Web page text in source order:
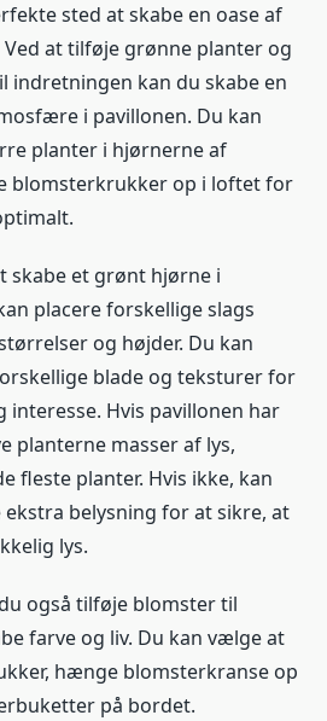
sted at skabe en oase af
at tilføje grønne planter og
indretningen kan du skabe en
i pavillonen. Du kan
planter i hjørnerne af
blomsterkrukker op i loftet for
skabe et grønt hjørne i
placere forskellige slags
og højder. Du kan
blade og teksturer for
interesse. Hvis pavillonen har
planterne masser af lys,
fleste planter. Hvis ikke, kan
belysning for at sikre, at
lys.
også tilføje blomster til
farve og liv. Du kan vælge at
hænge blomsterkranse op
på bordet.